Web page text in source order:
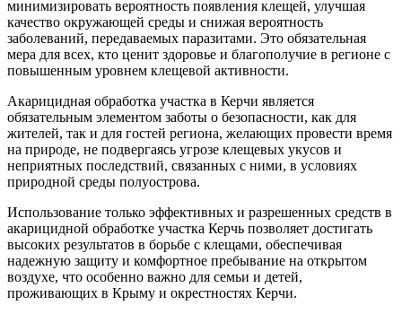
минимизировать вероятность появления клещей, улучшая
качество окружающей среды и снижая вероятность
заболеваний, передаваемых паразитами. Это обязательная
мера для всех, кто ценит здоровье и благополучие в регионе с
повышенным уровнем клещевой активности.
Акарицидная обработка участка в Керчи является
обязательным элементом заботы о безопасности, как для
жителей, так и для гостей региона, желающих провести время
на природе, не подвергаясь угрозе клещевых укусов и
неприятных последствий, связанных с ними, в условиях
природной среды полуострова.
Использование только эффективных и разрешенных средств в
акарицидной обработке участка Керчь позволяет достигать
высоких результатов в борьбе с клещами, обеспечивая
надежную защиту и комфортное пребывание на открытом
воздухе, что особенно важно для семьи и детей,
проживающих в Крыму и окрестностях Керчи.